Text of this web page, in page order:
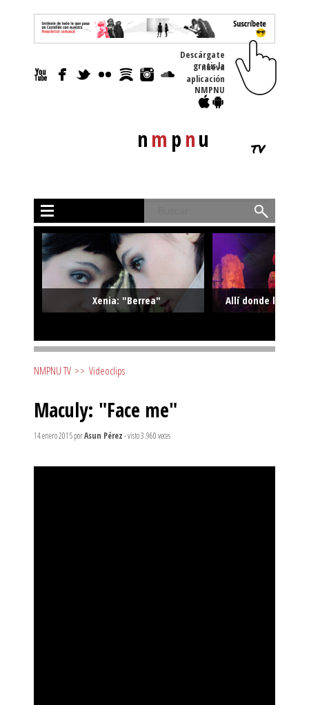
nm pnu tv
Descárgate
gratis la nueva
aplicación
NMPNU
Xenia: "Berrea" Allí donde la
NMPNU TV >> Videoclips
Maculy: "Face me"
14 enero 2015porAsun Pérez- visto 3.960 veces